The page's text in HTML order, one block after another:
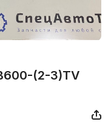
(2-3)TV